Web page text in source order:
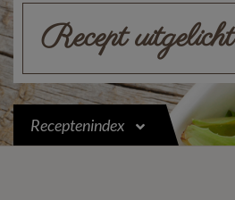
Recept uitgelicht
Receptenindex